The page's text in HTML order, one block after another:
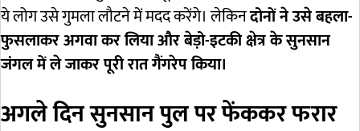
ये लोग उसे गुमला लौटने में मदद करेंगे। लेकिनदोनों ने उसे बहला-
फुसलाकर अगवा कर लिया और बेड़ो-इटकी क्षेत्र के सुनसान
जंगल में ले जाकर पूरी रात गैंगरेप किया।
अगले दिन सुनसान पुल पर फेंककर फरार